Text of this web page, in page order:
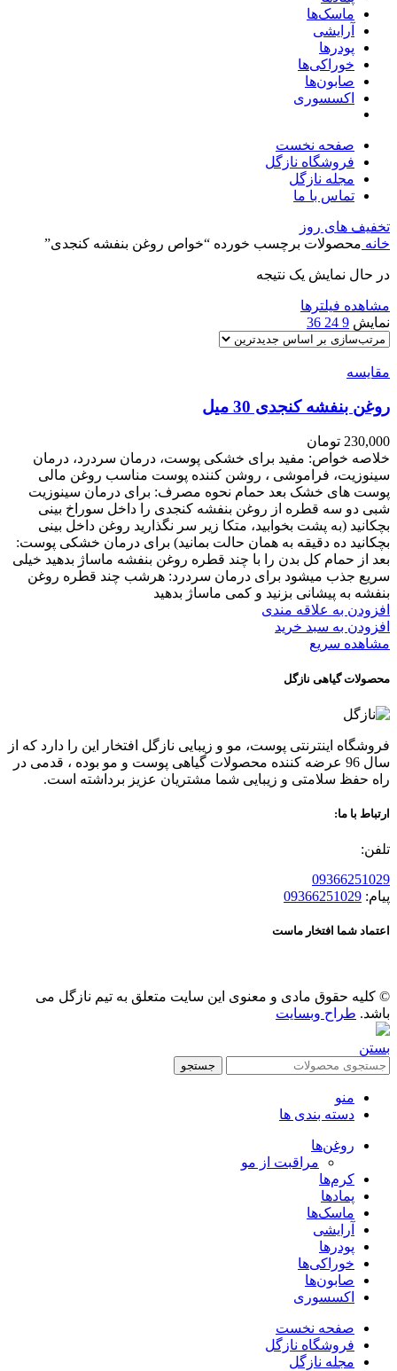
ماسک‌ها
آرایشی
پودرها
خوراکی‌ها
صابون‌ها
اکسسوری
صفحه نخست
فروشگاه نازگل
مجله نازگل
تماس با ما
تخفیف های روز
خانه محصولات برچسب خورده “خواص روغن بنفشه کنجدی”
در حال نمایش یک نتیجه
مشاهده فیلترها
نمایش 9
24
36
مقایسه
روغن بنفشه کنجدی 30 میل
230,000 تومان
خلاصه خواص: مفید برای خشکی پوست، درمان سردرد، درمان
سینوزیت، فراموشی ، روشن کننده پوست مناسب روغن مالی
پوست های خشک بعد حمام نحوه مصرف: برای درمان سینوزیت
شبی دو سه قطره از روغن بنفشه کنجدی را داخل سوراخ بینی
بچکانید (به پشت بخوابید، متکا زیر سر نگذارید روغن داخل بینی
بچکانید ده دقیقه به همان حالت بمانید) برای درمان خشکی پوست:
بعد از حمام کل بدن را با چند قطره روغن بنفشه ماساژ بدهید خیلی
سریع جذب میشود برای درمان سردرد: هرشب چند قطره روغن
بنفشه به پیشانی بزنید و کمی ماساژ بدهید
افزودن به علاقه مندی
افزودن به سبد خرید
مشاهده سریع
محصولات گیاهی نازگل
فروشگاه اینترنتی پوست، مو و زیبایی نازگل افتخار این را دارد که از
سال 96 عرضه کننده محصولات گیاهی پوست و مو بوده ، قدمی در
راه حفظ سلامتی و زیبایی شما مشتریان عزیز برداشته است.
ارتباط با ما:
تلفن:
09366251029
پیام: 09366251029
اعتماد شما افتخار ماست
© کلیه حقوق مادی و معنوی این سایت متعلق به تیم نازگل می
باشد. طراح وبسایت
بستن
جستجو
منو
دسته بندی ها
روغن‌ها
مراقبت از مو
کرم‌ها
پمادها
ماسک‌ها
آرایشی
پودرها
خوراکی‌ها
صابون‌ها
اکسسوری
صفحه نخست
فروشگاه نازگل
مجله نازگل